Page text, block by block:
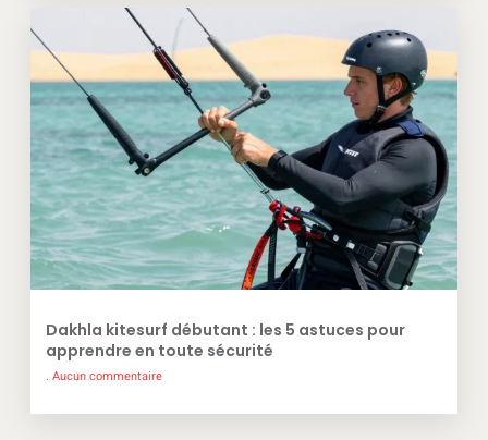
Dakhla kitesurf débutant : les 5 astuces pour
apprendre en toute sécurité
Aucun commentaire